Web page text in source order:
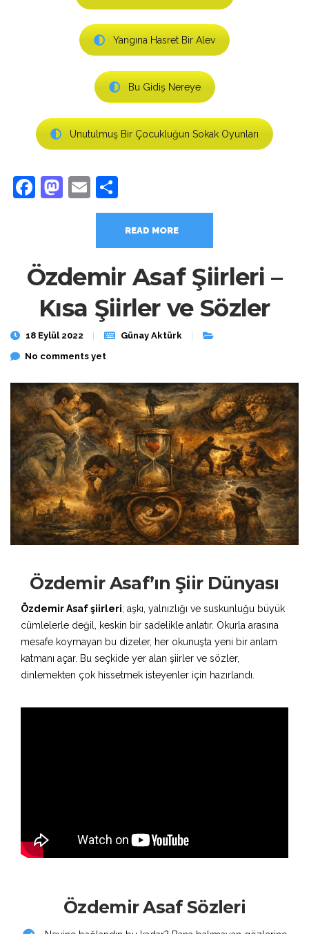
Yangına Hasret Bir Alev
Bu Gidiş Nereye
Unutulmuş Bir Çocukluğun Sokak Oyunları
Facebook
Mastodon
Email
READ MORE
Özdemir Asaf Şiirleri –
Kısa Şiirler ve Sözler
18 Eylül 2022
Günay Aktürk
No comments yet
Özdemir Asaf’ın Şiir Dünyası
Özdemir Asaf şiirleri; aşkı, yalnızlığı ve suskunluğu büyük
cümlelerle değil, keskin bir sadelikle anlatır. Okurla arasına
mesafe koymayan bu dizeler, her okunuşta yeni bir anlam
katmanı açar. Bu seçkide yer alan şiirler ve sözler,
dinlemekten çok hissetmek isteyenler için hazırlandı.
Özdemir Asaf Sözleri